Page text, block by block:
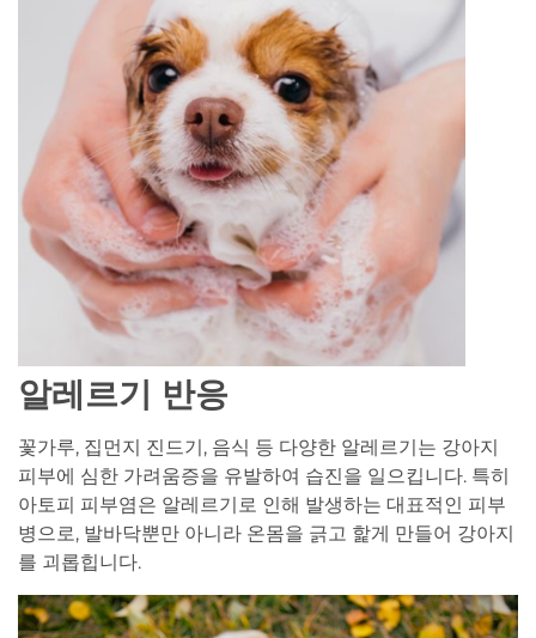
알레르기 반응
꽃가루, 집먼지 진드기, 음식 등 다양한 알레르기는 강아지
피부에 심한 가려움증을 유발하여 습진을 일으킵니다. 특히
아토피 피부염은 알레르기로 인해 발생하는 대표적인 피부
병으로, 발바닥뿐만 아니라 온몸을 긁고 핥게 만들어 강아지
를 괴롭힙니다.